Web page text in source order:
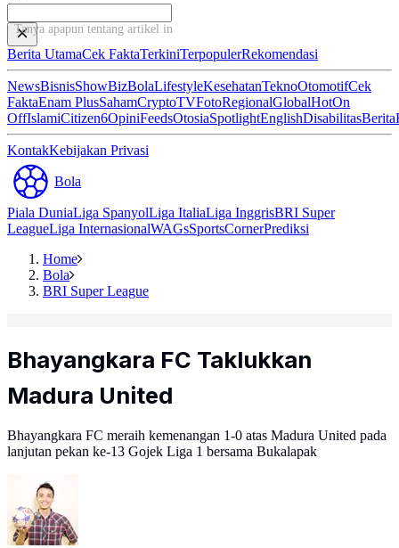
Tanya apapun tentang artikel ini...
Berita UtamaCek FaktaTerkiniTerpopulerRekomendasi
NewsBisnisShowBizBolaLifestyleKesehatanTeknoOtomotifCek
FaktaEnam PlusSahamCryptoTVFotoRegionalGlobalHotOn
OffIslamiCitizen6OpiniFeedsOtosiaSpotlightEnglishDisabilitasBerita
KontakKebijakan Privasi
Bola
Piala DuniaLiga SpanyolLiga ItaliaLiga InggrisBRI Super
LeagueLiga InternasionalWAGsSportsCornerPrediksi
Home
Bola
BRI Super League
Bhayangkara FC Taklukkan
Madura United
Bhayangkara FC meraih kemenangan 1-0 atas Madura United pada
lanjutan pekan ke-13 Gojek Liga 1 bersama Bukalapak